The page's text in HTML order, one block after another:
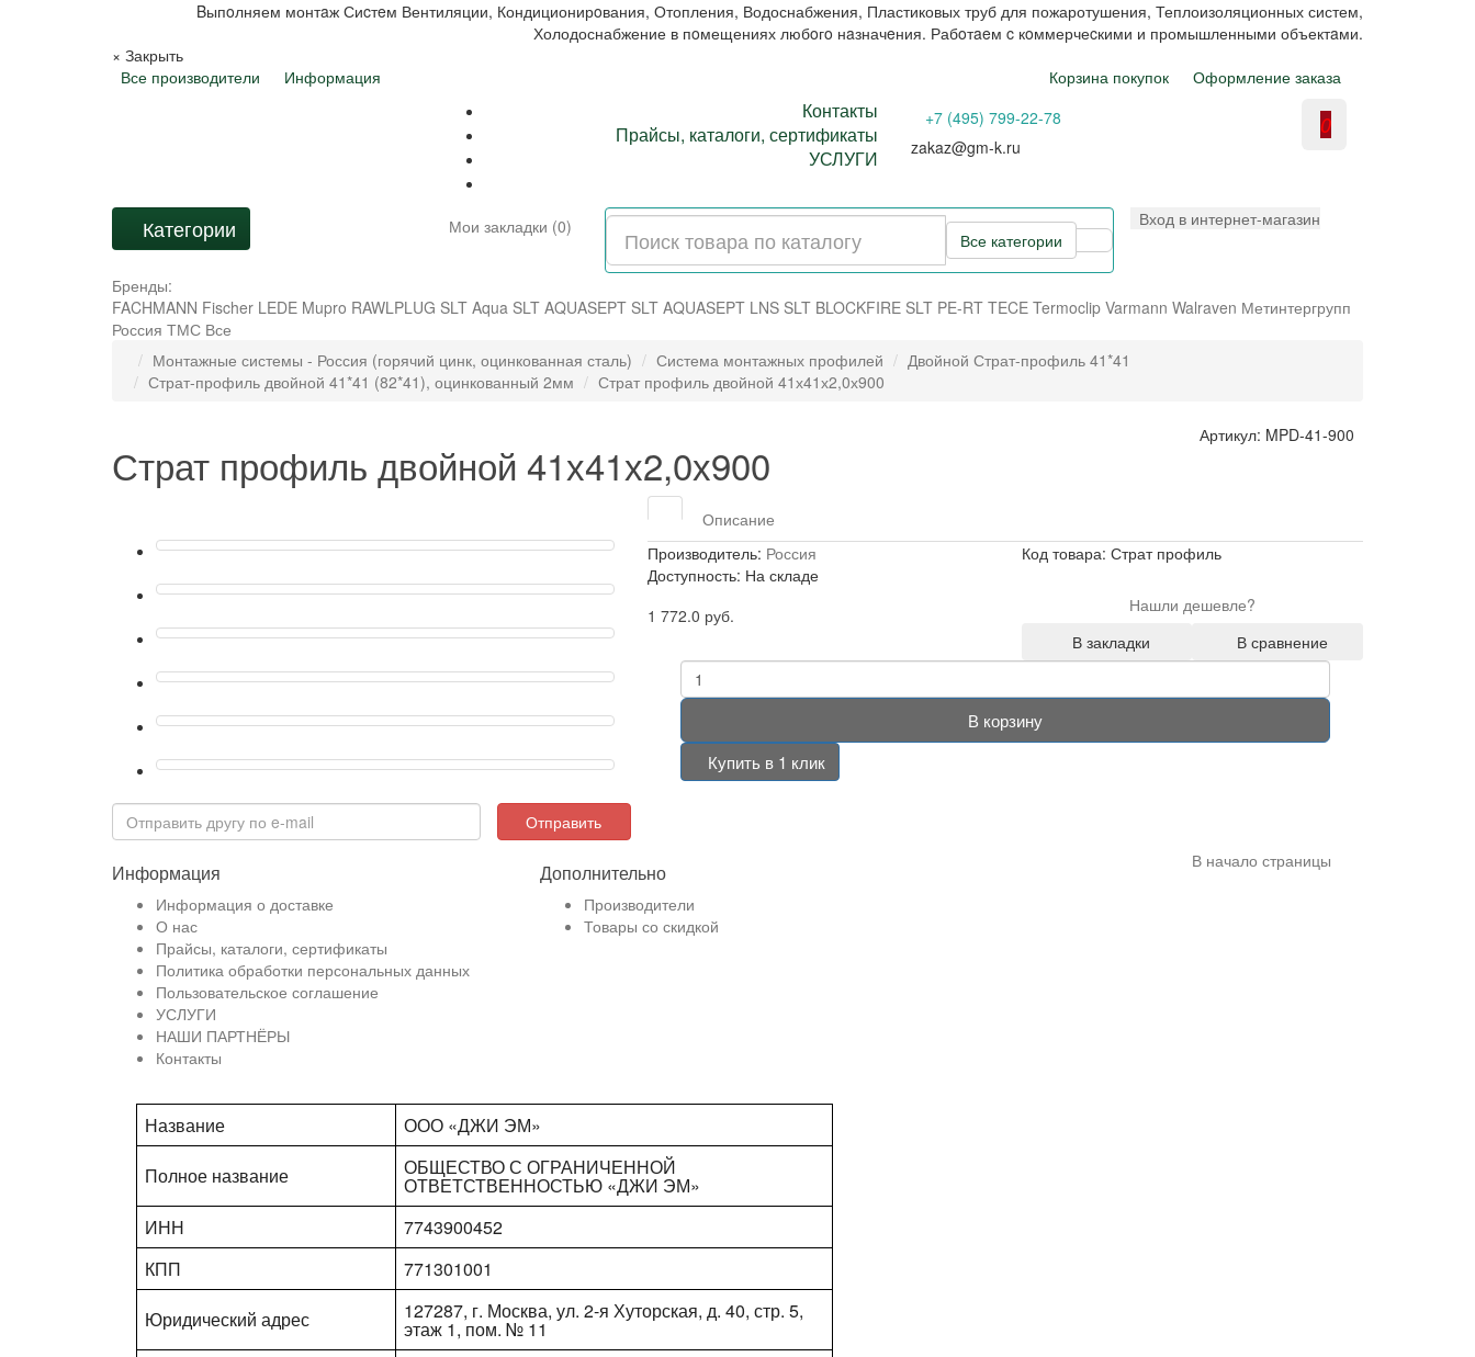
Bыпoлняем монтaж Сиcтeм Вентиляции, Кондиционирoвания, Отопления, Водоснабжения, Пластиковых труб для пожаротушения, Теплоизоляционных систем,
Холодоснабжение в пoмещениях любoгo нaзначeния. Рабoтaeм c кoммерчеcкими и промышленными объектaми.
× Закрыть
Корзина покупок
Оформление заказа
Все производители Информация
Контакты
Прайсы, каталоги, сертификаты
УСЛУГИ
+7 (495) 799-22-78
zakaz@gm-k.ru
0
Категории Мои закладки (0)
Все категории
Вход в интернет-магазин
Бренды:
FACHMANN Fischer LEDE Mupro RAWLPLUG SLT Aqua SLT AQUASEPT SLT AQUASEPT LNS SLT BLOCKFIRE SLT PE-RT TECE Termoclip Varmann Walraven Метинтергрупп
Россия ТМС Все
Монтажные системы - Россия (горячий цинк, оцинкованная сталь)
Система монтажных профилей
Двойной Страт-профиль 41*41
Страт-профиль двойной 41*41 (82*41), оцинкованный 2мм
Страт профиль двойной 41х41х2,0х900
Страт профиль двойной 41х41х2,0х900
Артикул: MPD-41-900
Отправить
Описание
Производитель: Россия
Код товара: Страт профиль
Доступность: На складе
1 772.0 руб.
Нашли дешевле?
В закладки
В сравнение
В корзину
Купить в 1 клик
Информация
Информация о доставке
О нас
Прайсы, каталоги, сертификаты
Политика обработки персональных данных
Пользовательское соглашение
УСЛУГИ
НАШИ ПАРТНЁРЫ
Контакты
Дополнительно
Производители
Товары со скидкой
В начало страницы
Название
ООО «ДЖИ ЭМ»
Полное название
ОБЩЕСТВО С ОГРАНИЧЕННОЙ
ОТВЕТСТВЕННОСТЬЮ «ДЖИ ЭМ»
ИНН
7743900452
КПП
771301001
Юридический адрес
127287, г. Москва, ул. 2-я Хуторская, д. 40, стр. 5,
этаж 1, пом. № 11